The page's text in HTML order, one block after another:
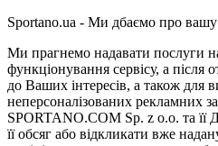
Sportano.ua - Ми дбаємо про вашу
Ми прагнемо надавати послуги
функціонування сервісу, а після
до Ваших інтересів, а також для
неперсоналізованих рекламних
SPORTANO.COM Sp. z o.o. та її
її обсяг або відкликати вже